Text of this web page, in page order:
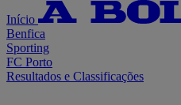
Início
Benfica
Sporting
FC Porto
Resultados e Classificações